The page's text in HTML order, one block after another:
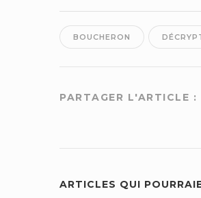
BOUCHERON
PARTAGER L'ARTICLE :
ARTICLES QUI